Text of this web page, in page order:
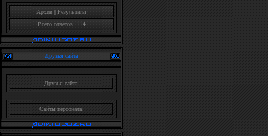
Архив | Результаты
Всего ответов: 114
Друзья сайта
Друзья сайта:
Сайты персонала: